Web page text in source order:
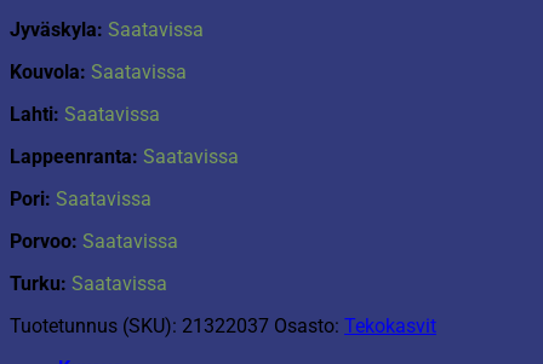
Jyväskyla: Saatavissa
Kouvola: Saatavissa
Lahti: Saatavissa
Lappeenranta: Saatavissa
Pori: Saatavissa
Porvoo: Saatavissa
Turku: Saatavissa
Tuotetunnus (SKU): 21322037 Osasto: Tekokasvit